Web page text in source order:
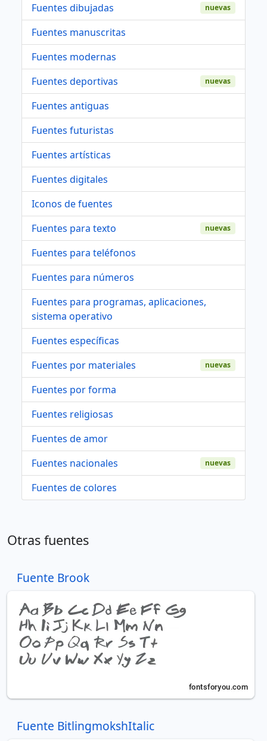
Fuentes dibujadas
nuevas
Fuentes manuscritas
Fuentes modernas
Fuentes deportivas
nuevas
Fuentes antiguas
Fuentes futuristas
Fuentes artísticas
Fuentes digitales
Iconos de fuentes
Fuentes para texto
nuevas
Fuentes para teléfonos
Fuentes para números
Fuentes para programas, aplicaciones,
sistema operativo
Fuentes específicas
Fuentes por materiales
nuevas
Fuentes por forma
Fuentes religiosas
Fuentes de amor
Fuentes nacionales
nuevas
Fuentes de colores
Otras fuentes
Fuente Brook
Fuente BitlingmokshItalic